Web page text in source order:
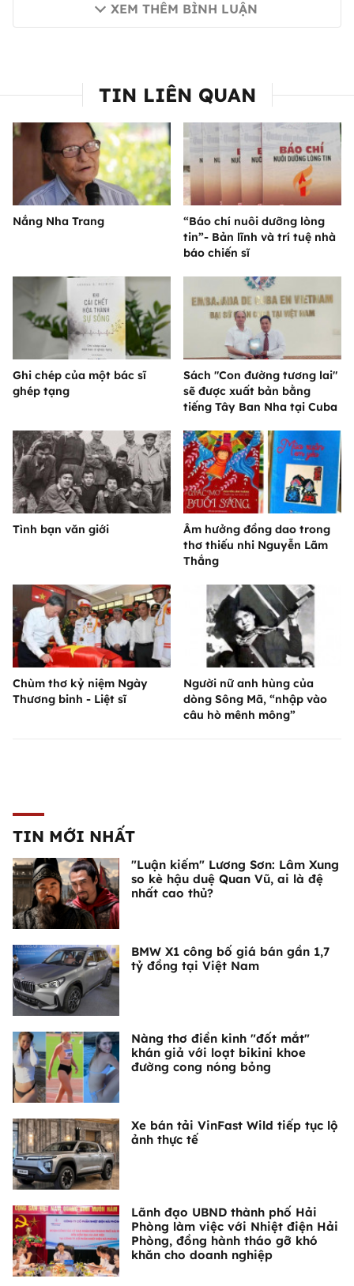
XEM THÊM BÌNH LUẬN
TIN LIÊN QUAN
Nắng Nha Trang
“Báo chí nuôi dưỡng lòng
tin”- Bản lĩnh và trí tuệ nhà
báo chiến sĩ
Ghi chép của một bác sĩ
ghép tạng
Sách "Con đường tương lai"
sẽ được xuất bản bằng
tiếng Tây Ban Nha tại Cuba
Tình bạn văn giới
Âm hưởng đồng dao trong
thơ thiếu nhi Nguyễn Lãm
Thắng
Chùm thơ kỷ niệm Ngày
Thương binh - Liệt sĩ
Người nữ anh hùng của
dòng Sông Mã, “nhập vào
câu hò mênh mông”
TIN MỚI NHẤT
"Luận kiếm" Lương Sơn: Lâm Xung
so kè hậu duệ Quan Vũ, ai là đệ
nhất cao thủ?
BMW X1 công bố giá bán gần 1,7
tỷ đồng tại Việt Nam
Nàng thơ điền kinh "đốt mắt"
khán giả với loạt bikini khoe
đường cong nóng bỏng
Xe bán tải VinFast Wild tiếp tục lộ
ảnh thực tế
Lãnh đạo UBND thành phố Hải
Phòng làm việc với Nhiệt điện Hải
Phòng, đồng hành tháo gỡ khó
khăn cho doanh nghiệp